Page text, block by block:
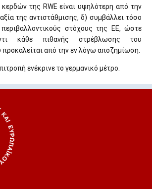
της RWE είναι υψηλότερη από την
της αντιστάθμισης, δ) συμβάλλει τόσο
στόχους της ΕΕ, ώστε
κάθε πιθανής στρέβλωσης του
από την εν λόγω αποζημίωση.
ενέκρινε το γερμανικό μέτρο.